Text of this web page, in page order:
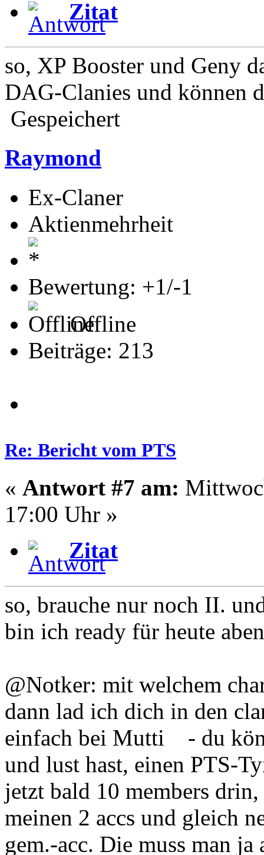
Zitat
so, XP Booster und Geny
DAG-Clanies und können
Gespeichert
Raymond
Ex-Claner
Aktienmehrheit
Bewertung: +1/-1
Offline
Beiträge: 213
Re: Bericht vom PTS
« Antwort #7 am:
17:00 Uhr »
Zitat
so, brauche nur noch II.
bin ich ready für heute
@Notker: mit welchem
dann lad ich dich in den
einfach bei Mutti - du
und lust hast, einen PTS-
jetzt bald 10 members
meinen 2 accs und gleich
gem.-acc. Die muss man